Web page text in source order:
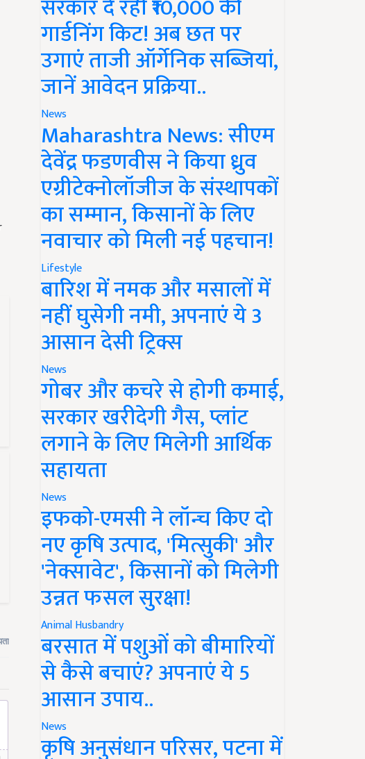
सरकार दे रही ₹10,000 की
गार्डनिंग किट! अब छत पर
उगाएं ताजी ऑर्गेनिक सब्जियां,
जानें आवेदन प्रक्रिया..
News
Maharashtra News: सीएम
देवेंद्र फडणवीस ने किया ध्रुव
एग्रीटेक्नोलॉजीज के संस्थापकों
का सम्मान, किसानों के लिए
नवाचार को मिली नई पहचान!
Lifestyle
बारिश में नमक और मसालों में
नहीं घुसेगी नमी, अपनाएं ये 3
आसान देसी ट्रिक्स
News
गोबर और कचरे से होगी कमाई,
सरकार खरीदेगी गैस, प्लांट
लगाने के लिए मिलेगी आर्थिक
सहायता
News
इफको-एमसी ने लॉन्च किए दो
नए कृषि उत्पाद, 'मित्सुकी' और
'नेक्सावेट', किसानों को मिलेगी
उन्नत फसल सुरक्षा!
Animal Husbandry
बरसात में पशुओं को बीमारियों
से कैसे बचाएं? अपनाएं ये 5
आसान उपाय..
News
कृषि अनुसंधान परिसर, पटना में